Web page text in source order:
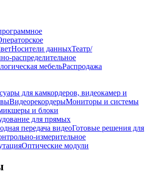
Носители данныхТеатр/
распределительное
мебельРаспродажа
для камкордеров, видеокамер и
ВидеорекордерыМониторы и системы
и блоки
для прямых
передача видеоГотовые решения для
измерительное
Оптические модули